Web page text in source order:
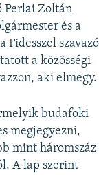
Perlai Zoltán
és a
Fidesszel szavazó
a közösségi
aki elmegy.
budafoki
megjegyezni,
mint háromszáz
A lap szerint